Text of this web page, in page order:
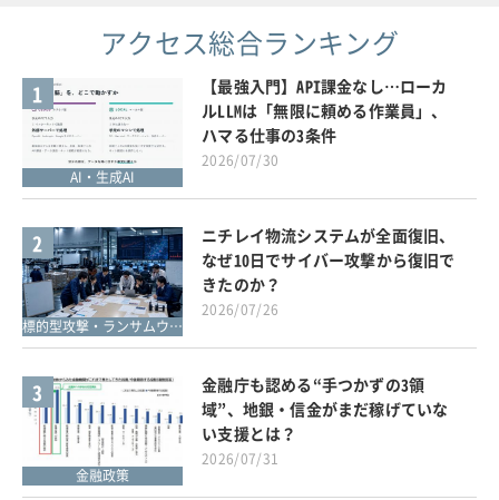
アクセス総合ランキング
1
AI・生成AI
【最強入門】API課金なし…ローカ
ルLLMは「無限に頼める作業員」、
ハマる仕事の3条件
2026/07/30
2
標的型攻撃・ランサムウェア対策
ニチレイ物流システムが全面復旧、
なぜ10日でサイバー攻撃から復旧で
きたのか？
2026/07/26
3
金融政策
金融庁も認める“手つかずの3領
域”、地銀・信金がまだ稼げていな
い支援とは？
2026/07/31